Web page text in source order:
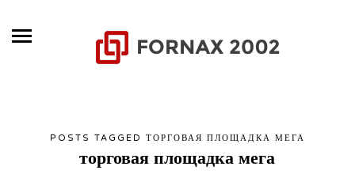
POSTS TAGGED ТОРГОВАЯ ПЛОЩАДКА МЕГА
торговая площадка мега